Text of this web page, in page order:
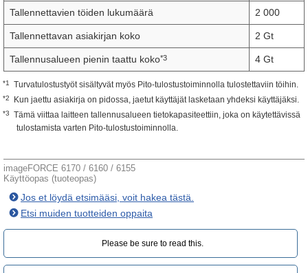
Tallennettavien töiden lukumäärä 2 000
Tallennettavan asiakirjan koko 2 Gt
Tallennusalueen pienin taattu koko*3 4 Gt
*1 Turvatulostustyöt sisältyvät myös Pito-tulostustoiminnolla tulostettaviin töihin.
*2 Kun jaettu asiakirja on pidossa, jaetut käyttäjät lasketaan yhdeksi käyttäjäksi.
*3
Tämä viittaa laitteen tallennusalueen tietokapasiteettiin, joka on käytettävissä
tulostamista varten Pito-tulostustoiminnolla.
imageFORCE 6170 / 6160 / 6155
Käyttöopas (tuoteopas)
Jos et löydä etsimääsi, voit hakea tästä.
Etsi muiden tuotteiden oppaita
Please be sure to read this.‎